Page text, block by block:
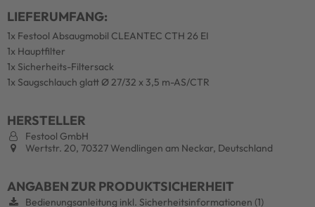
LIEFERUMFANG:
1x Festool Absaugmobil CLEANTEC CTH 26 EI
1x Hauptfilter
1x Sicherheits-Filtersack
1x Saugschlauch glatt Ø 27/32 x 3,5 m-AS/CTR
HERSTELLER
Festool GmbH
Wertstr. 20, 70327 Wendlingen am Neckar, Deutschland
ANGABEN ZUR PRODUKTSICHERHEIT
Bedienungsanleitung inkl. Sicherheitsinformationen (1)